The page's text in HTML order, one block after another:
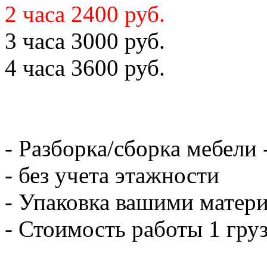
2 часа 2400 руб.
3 часа 3000 руб.
4 часа 3600 руб.
- Разборка/сборка мебели
- без учета этажности
- Упаковка вашими
- Стоимость работы 1